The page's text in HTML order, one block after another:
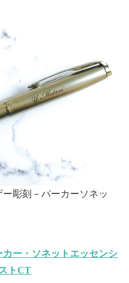
彫刻－パーカーソネッ
カー・ソネットエッセンシ
トCT